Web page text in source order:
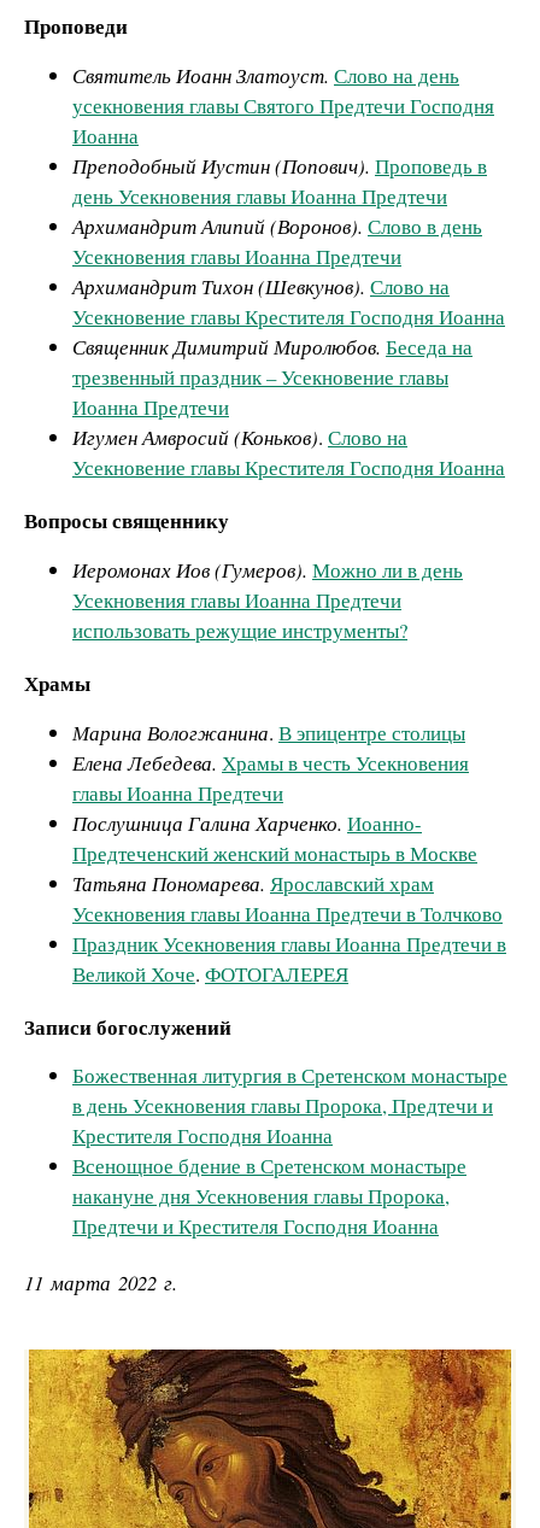
Проповеди
Святитель Иоанн Златоуст. Слово на день
усекновения главы Святого Предтечи Господня
Иоанна
Преподобный Иустин (Попович). Проповедь в
день Усекновения главы Иоанна Предтечи
Архимандрит Алипий (Воронов). Слово в день
Усекновения главы Иоанна Предтечи
Архимандрит Тихон (Шевкунов). Слово на
Усекновение главы Крестителя Господня Иоанна
Священник Димитрий Миролюбов. Беседа на
трезвенный праздник – Усекновение главы
Иоанна Предтечи
Игумен Амвросий (Коньков). Слово на
Усекновение главы Крестителя Господня Иоанна
Вопросы священнику
Иеромонах Иов (Гумеров). Можно ли в день
Усекновения главы Иоанна Предтечи
использовать режущие инструменты?
Храмы
Марина Вологжанина. В эпицентре столицы
Елена Лебедева. Храмы в честь Усекновения
главы Иоанна Предтечи
Послушница Галина Харченко. Иоанно-
Предтеченский женский монастырь в Москве
Татьяна Пономарева. Ярославский храм
Усекновения главы Иоанна Предтечи в Толчково
Праздник Усекновения главы Иоанна Предтечи в
Великой Хоче. ФОТОГАЛЕРЕЯ
Записи богослужений
Божественная литургия в Сретенском монастыре
в день Усекновения главы Пророка, Предтечи и
Крестителя Господня Иоанна
Всенощное бдение в Сретенском монастыре
накануне дня Усекновения главы Пророка,
Предтечи и Крестителя Господня Иоанна
11 марта 2022 г.